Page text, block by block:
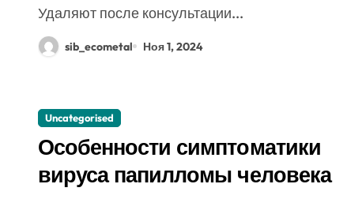
Удаляют после консультации...
sib_ecometal Ноя 1, 2024
Uncategorised
Особенности симптоматики
вируса папилломы человека